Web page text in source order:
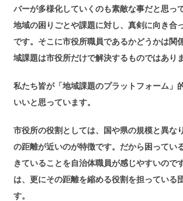
バーが多様化していくのも素敵な事だと思っ
地域の困りごとや課題に対し、真剣に向き合
です。そこに市役所職員であるかどうかは関
域課題は市役所だけで解決するものではあり
私たち皆が「地域課題のプラットフォーム」
いいと思っています。
市役所の役割としては、国や県の規模と異な
の距離が近いのが特徴です。だから困ってい
きていることを自治体職員が感じやすいので
は、更にその距離を縮める役割を担っている
す。